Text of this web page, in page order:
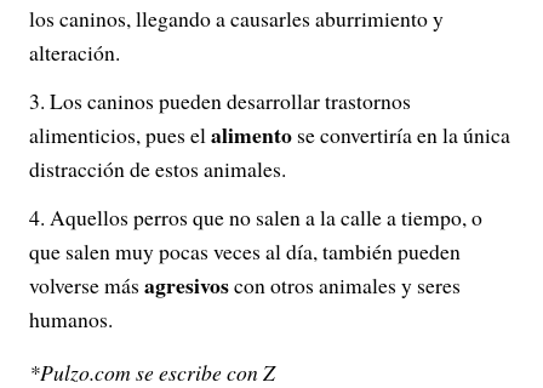
los caninos, llegando a causarles aburrimiento y
alteración.
Los caninos pueden desarrollar trastornos
alimenticios, pues elalimento se convertiría en la única
distracción de estos animales.
Aquellos perros que no salen a la calle a tiempo, o
que salen muy pocas veces al día, también pueden
volverse más agresivoscon otros animales y seres
humanos.
*Pulzo.com se escribe con Z